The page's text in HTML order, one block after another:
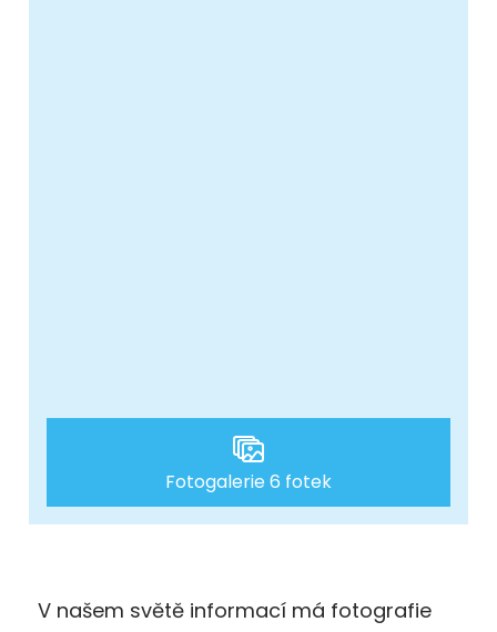
Fotogalerie 6 fotek
V našem světě informací má fotografie